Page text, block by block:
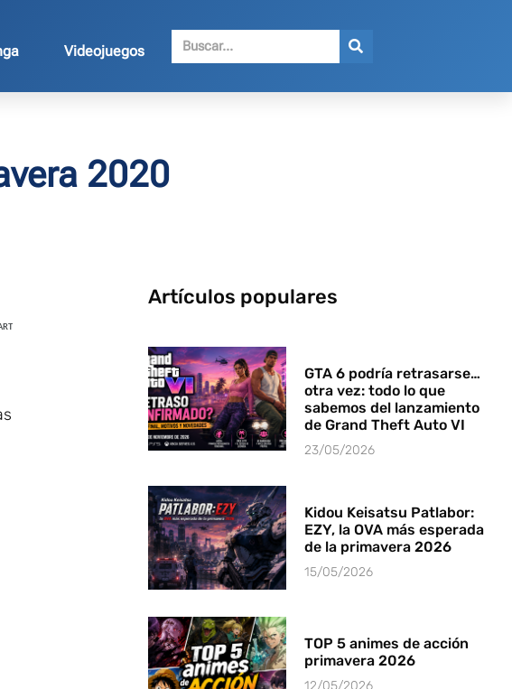
Videojuegos
2020
Artículos populares
GTA 6 podría retrasarse…
otra vez: todo lo que
sabemos del lanzamiento
de Grand Theft Auto VI
23/05/2026
Kidou Keisatsu Patlabor:
EZY, la OVA más esperada
de la primavera 2026
15/05/2026
TOP 5 animes de acción
primavera 2026
12/05/2026